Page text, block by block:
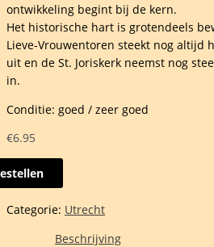
ontwikkeling begint bij de kern.
Het historische hart is grotendeels
Lieve-Vrouwentoren steekt nog altijd
uit en de St. Joriskerk neemst nog
in.
Conditie: goed / zeer goed
€6.95
Categorie: Utrecht
Beschrijving